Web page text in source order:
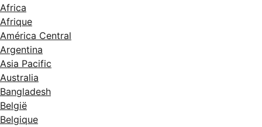
Africa
Afrique
América Central
Argentina
Asia Pacific
Australia
Bangladesh
België
Belgique